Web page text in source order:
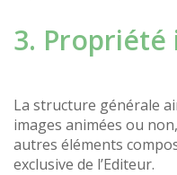
3.
La structure générale
images animées ou
autres éléments
exclusive de l’Editeur.